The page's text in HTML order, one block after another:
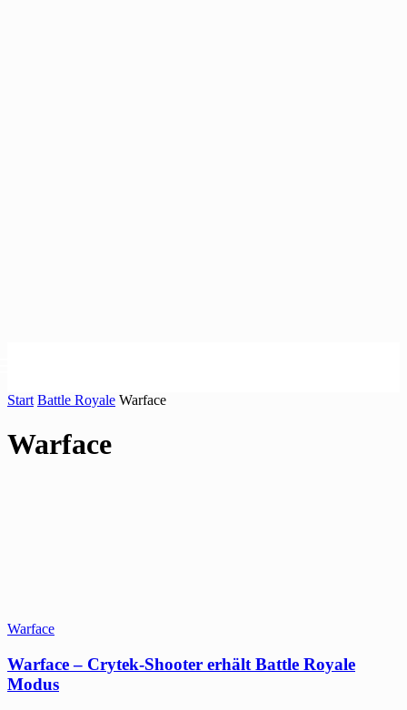
Start Battle Royale Warface
Warface
Warface
Warface – Crytek-Shooter erhält Battle Royale
Modus